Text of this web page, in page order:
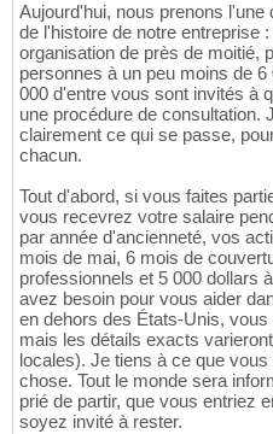
Aujourd'hui, nous prenons
de l'histoire de notre entreprise
organisation de près de moitié,
personnes à un peu moins de
000 d'entre vous sont invités à
une procédure de consultation.
clairement ce qui se passe,
chacun.
Tout d'abord, si vous faites
vous recevrez votre salaire
par année d'ancienneté, vos
mois de mai, 6 mois de
professionnels et 5 000 dollars
avez besoin pour vous aider
en dehors des États-Unis,
mais les détails exacts
locales). Je tiens à ce que
chose. Tout le monde sera
prié de partir, que vous entriez
soyez invité à rester.